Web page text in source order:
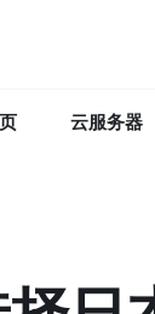
云服务器